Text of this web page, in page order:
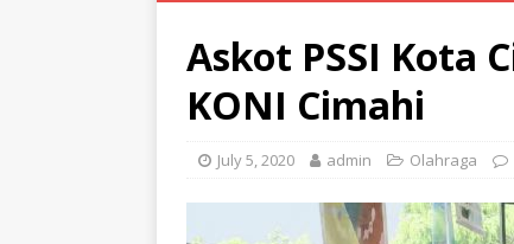
Askot PSSI Kota
KONI Cimahi
July 5, 2020 admin Olahraga